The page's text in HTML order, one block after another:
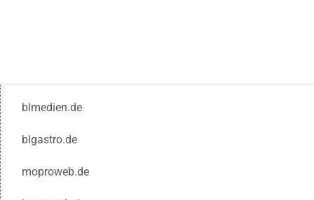
blmedien.de
blgastro.de
moproweb.de